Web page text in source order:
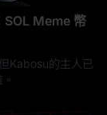
Meme 幣
Kabosu的主人已